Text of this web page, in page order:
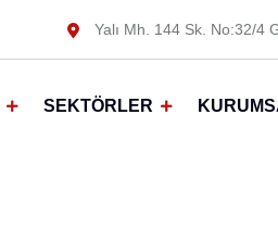
Yalı Mh. 144 Sk. No:32/4
SEKTÖRLER